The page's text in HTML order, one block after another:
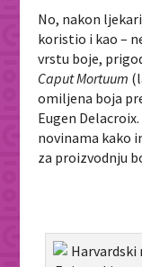
No, nakon
koristio i kao –
vrstu boje,
Caput Mortuum
omiljena boja
Eugen
novinama kako
za proizvodnju